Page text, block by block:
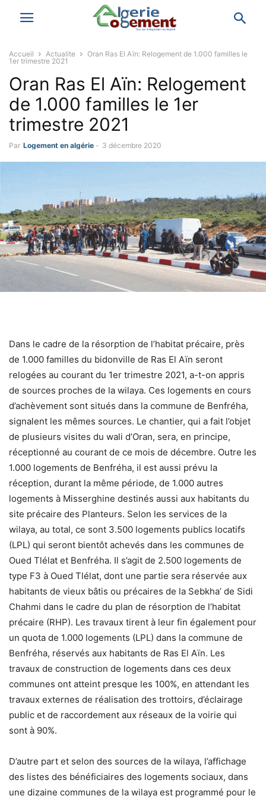
Accueil Actualite
Oran Ras El Aïn: Relogement de 1.000 familles le
1er trimestre 2021
Oran Ras El Aïn: Relogement
de 1.000 familles le 1er
trimestre 2021
Par Logement en algérie - 3 décembre 2020
Dans le cadre de la résorption de l’habitat précaire, près
de 1.000 familles du bidonville de Ras El Aïn seront
relogées au courant du 1er trimestre 2021, a-t-on appris
de sources proches de la wilaya. Ces logements en cours
d’achèvement sont situés dans la commune de Benfréha,
signalent les mêmes sources. Le chantier, qui a fait l’objet
de plusieurs visites du wali d’Oran, sera, en principe,
réceptionné au courant de ce mois de décembre. Outre les
1.000 logements de Benfréha, il est aussi prévu la
réception, durant la même période, de 1.000 autres
logements à Misserghine destinés aussi aux habitants du
site précaire des Planteurs. Selon les services de la
wilaya, au total, ce sont 3.500 logements publics locatifs
(LPL) qui seront bientôt achevés dans les communes de
Oued Tlélat et Benfréha. Il s’agit de 2.500 logements de
type F3 à Oued Tlélat, dont une partie sera réservée aux
habitants de vieux bâtis ou précaires de la Sebkha’ de Sidi
Chahmi dans le cadre du plan de résorption de l’habitat
précaire (RHP). Les travaux tirent à leur fin également pour
un quota de 1.000 logements (LPL) dans la commune de
Benfréha, réservés aux habitants de Ras El Aïn. Les
travaux de construction de logements dans ces deux
communes ont atteint presque les 100%, en attendant les
travaux externes de réalisation des trottoirs, d’éclairage
public et de raccordement aux réseaux de la voirie qui
sont à 90%.
D’autre part et selon des sources de la wilaya, l’affichage
des listes des bénéficiaires des logements sociaux, dans
une dizaine communes de la wilaya est programmé pour le